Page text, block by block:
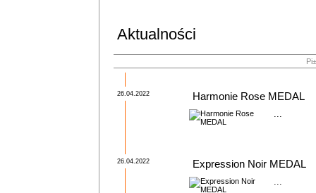
Aktualności
26.04.2022 Harmonie Rose MEDAL
...
26.04.2022 Expression Noir MEDAL
...